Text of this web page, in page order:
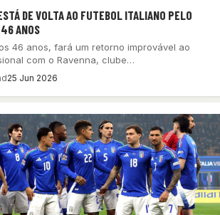
DE VOLTA AO FUTEBOL ITALIANO PELO
46 ANOS
46 anos, fará um retorno improvável ao
com o Ravenna, clube…
25 Jun 2026